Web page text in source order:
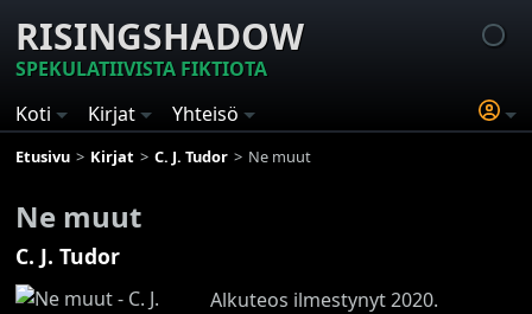
RISINGSHADOW
SPEKULATIIVISTA FIKTIOTA
Koti
Kirjat Yhteisö
Etusivu Kirjat C. J. Tudor Ne muut
Ne muut
C. J. Tudor
Alkuteos ilmestynyt 2020.